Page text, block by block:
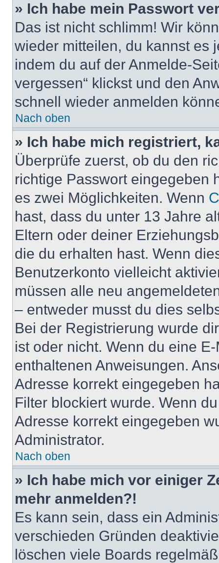
» Ich habe mein Passwort
Das ist nicht schlimm! Wir
wieder mitteilen, du kannst es
indem du auf der Anmelde-
vergessen“ klickst und den
schnell wieder anmelden
Nach oben
» Ich habe mich registriert,
Überprüfe zuerst, ob du den
richtige Passwort eingegeben
es zwei Möglichkeiten. Wenn
hast, dass du unter 13 Jahre
Eltern oder deiner
die du erhalten hast. Wenn
Benutzerkonto vielleicht
müssen alle neu
– entweder musst du dies
Bei der Registrierung wurde
ist oder nicht. Wenn du eine
enthaltenen Anweisungen.
Adresse korrekt eingegeben
Filter blockiert wurde. Wenn
Adresse korrekt eingegeben
Administrator.
Nach oben
» Ich habe mich vor einiger
mehr anmelden?!
Es kann sein, dass ein
verschieden Gründen
löschen viele Boards